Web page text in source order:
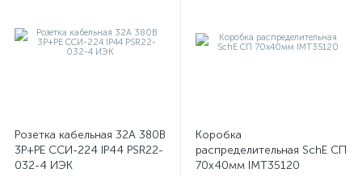
Розетка кабельная 32А 380В
3P+PЕ ССИ-224 IP44 PSR22-
032-4 ИЭК
Коробка
распределительная SchE СП
70х40мм IMT35120